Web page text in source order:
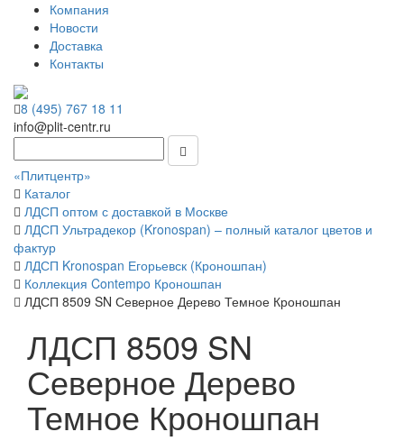
Компания
Новости
Доставка
Контакты
8 (495) 767 18 11
info@plit-centr.ru
«Плитцентр»
Каталог
ЛДСП оптом с доставкой в Москве
ЛДСП Ультрадекор (Kronospan) – полный каталог цветов и
фактур
ЛДСП Kronospan Егорьевск (Кроношпан)
Коллекция Contempo Кроношпан
ЛДСП 8509 SN Северное Дерево Темное Кроношпан
ЛДСП 8509 SN
Северное Дерево
Темное Кроношпан